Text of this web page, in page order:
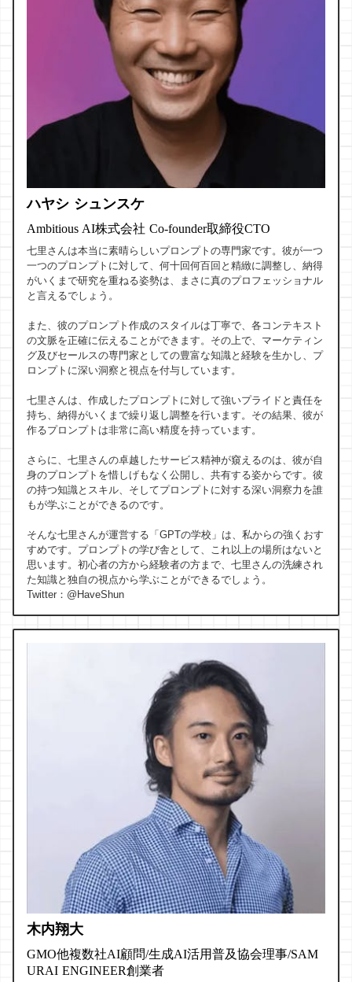
ハヤシ シュンスケ
Ambitious AI株式会社 Co-founder取締役CTO
七里さんは本当に素晴らしいプロンプトの専門家です。彼が一つ
一つのプロンプトに対して、何十回何百回と精緻に調整し、納得
がいくまで研究を重ねる姿勢は、まさに真のプロフェッショナル
と言えるでしょう。
また、彼のプロンプト作成のスタイルは丁寧で、各コンテキスト
の文脈を正確に伝えることができます。その上で、マーケティン
グ及びセールスの専門家としての豊富な知識と経験を生かし、プ
ロンプトに深い洞察と視点を付与しています。
七里さんは、作成したプロンプトに対して強いプライドと責任を
持ち、納得がいくまで繰り返し調整を行います。その結果、彼が
作るプロンプトは非常に高い精度を持っています。
さらに、七里さんの卓越したサービス精神が窺えるのは、彼が自
身のプロンプトを惜しげもなく公開し、共有する姿からです。彼
の持つ知識とスキル、そしてプロンプトに対する深い洞察力を誰
もが学ぶことができるのです。
そんな七里さんが運営する「GPTの学校」は、私からの強くおす
すめです。プロンプトの学び舎として、これ以上の場所はないと
思います。初心者の方から経験者の方まで、七里さんの洗練され
た知識と独自の視点から学ぶことができるでしょう。
Twitter：@HaveShun
木内翔大
GMO他複数社AI顧問/生成AI活用普及協会理事/SAM
URAI ENGINEER創業者